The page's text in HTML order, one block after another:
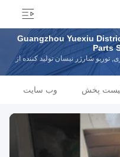
Guangzhou Yuexiu
Parts
توربو شارژر نیسان تولید کننده از
پخش وب سایت